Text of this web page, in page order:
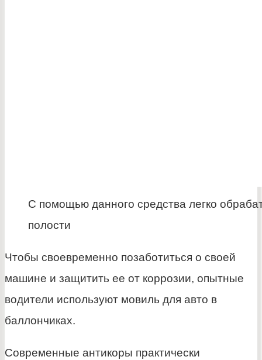
С помощью данного средства легко
полости
Чтобы своевременно позаботиться о своей
машине и защитить ее от коррозии, опытные
водители используют мовиль для авто в
баллончиках.
Современные антикоры практически